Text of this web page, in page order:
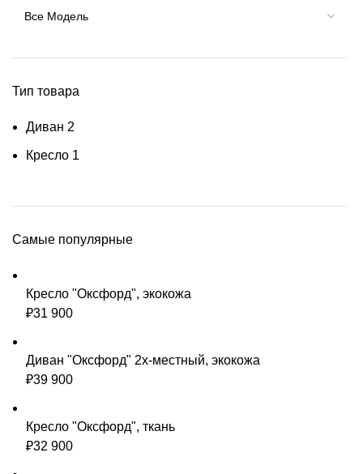
Тип товара
Диван 2
Кресло 1
Самые популярные
Кресло "Оксфорд", экокожа
₽31 900
Диван "Оксфорд" 2х-местный, экокожа
₽39 900
Кресло "Оксфорд", ткань
₽32 900